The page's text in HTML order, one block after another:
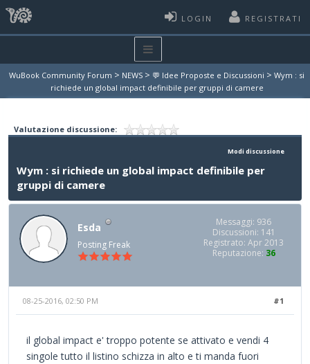
LOGIN REGISTRATI
WuBook Community Forum > NEWS > 💬 Idee Proposte e Discussioni > Wym : si
richiede un global impact definibile per gruppi di camere
Valutazione discussione:
Modi discussione
Wym : si richiede un global impact definibile per
gruppi di camere
Esda
Posting Freak
Messaggi: 936
Discussioni: 141
Registrato: Apr 2013
Reputazione: 36
#1
08-25-2016, 02:50 PM
il global impact e' troppo potente se attivato e vendi 4
singole tutto il listino schizza in alto e ti manda fuori